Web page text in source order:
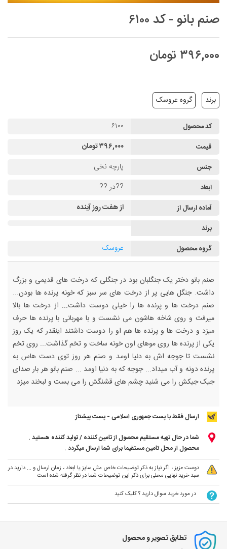
صنم بانو - کد ۶۱۰۰
۳۹۶,۰۰۰ تومان
برند گروه عروسک
کد محصول ۶۱۰۰
قیمت ۳۹۶,۰۰۰ تومان
جنس پارچه نخی
ابعاد ??در ??
آماده ارسال از از هفت روز آینده
برند
گروه محصول
عروسک
صنم بانو دختر یک جنگلبان بود در جنگلی که درخت های قدیمی و بزرگ
داشت. جنگل هایی پر از درخت های سر سبز که خونه پرنده ها بودن...
صنم درخت ها و پرنده ها را خیلی دوست داشت... از درخت ها بالا
میرفت و روی شاخه هاشون می نشست و با مهربانی با پرنده ها حرف
میزد و درخت ها و پرنده ها هم او را دوست داشتند اینقدر که یک روز
یکی از پرنده ها روی موهای اون خونه ساخت و تخم گذاشت... روی تخم
نشست تا جوجه اش به دنیا اومد و صنم هر روز توی دست هاس به
پرنده دونه و آب میداد... جوجه که به دنیا اومد ... صنم بانو هر بار صدای
جیک جیکش را می شنید چشم های قشنگش را می بست و لبخند میزد
ارسال فقط با پست جمهوری اسلامی - پست پیشتاز
شما در حال تهیه مستقیم محصول از تامین کننده / تولید کننده هستید .
محصول از محل تامین مستقیما برای شما ارسال میگردد .
دوست عزیز ، اگر نیاز به ذکر توضیحات خاص مثل سایز یا ابعاد ، زمان ارسال و ... دارید در
سبد خرید نهایی محلی برای ذکر این توضیحات شما در نظر گرفته شده است
در مورد خرید سوال دارید ؟ کلیک کنید
تطابق تصویر و محصول